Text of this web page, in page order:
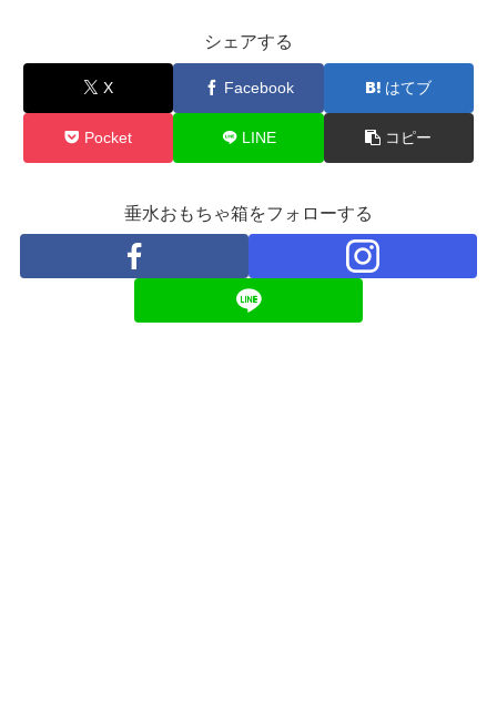
シェアする
X Facebook はてブ
Pocket LINE コピー
垂水おもちゃ箱をフォローする